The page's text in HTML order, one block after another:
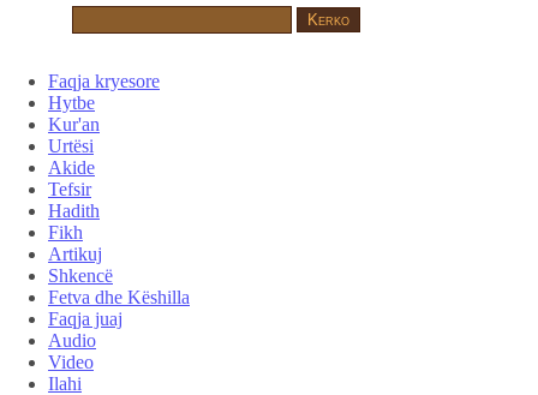
Faqja kryesore
Hytbe
Kur'an
Urtësi
Akide
Tefsir
Hadith
Fikh
Artikuj
Shkencë
Fetva dhe Këshilla
Faqja juaj
Audio
Video
Ilahi